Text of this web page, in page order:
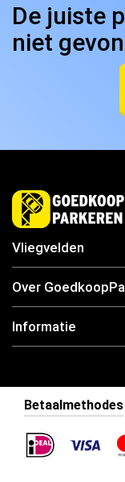
De juiste
niet
Vliegvelden
Over
Informatie
Betaalmethodes